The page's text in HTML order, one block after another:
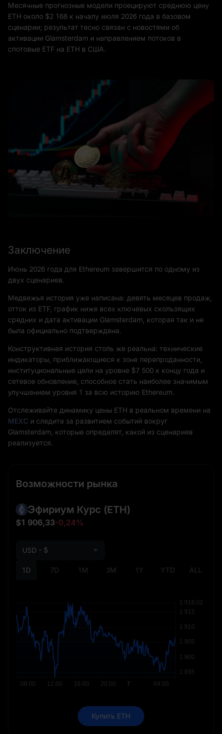
Месячные прогнозные модели проецируют среднюю цену
ETH около $2 168 к началу июля 2026 года в базовом
сценарии; результат тесно связан с новостями об
активации Glamsterdam и направлением потоков в
спотовые ETF на ETH в США.
Заключение
Июнь 2026 года для Ethereum завершится по одному из
двух сценариев.
Медвежья история уже написана: девять месяцев продаж,
отток из ETF, график ниже всех ключевых скользящих
средних и дата активации Glamsterdam, которая так и не
была официально подтверждена.
Конструктивная история столь же реальна: технические
индикаторы, приближающиеся к зоне перепроданности,
институциональные цели на уровне $7 500 к концу года и
сетевое обновление, способное стать наиболее значимым
улучшением уровня 1 за всю историю Ethereum.
Отслеживайте динамику цены ETH в реальном времени на
MEXC и следите за развитием событий вокруг
Glamsterdam, которые определят, какой из сценариев
реализуется.
Возможности рынка
Эфириум Курс (ETH)
$1 906,33-0,24%
1D 7D 1M 3M 1Y YTD ALL
USD - $
Купить ETH